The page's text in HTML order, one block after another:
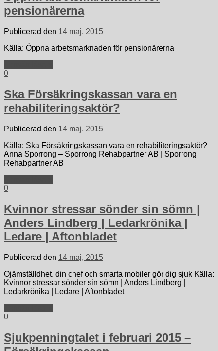
pensionärerna
Publicerad den 14 maj, 2015
Källa: Öppna arbetsmarknaden för pensionärerna
0
Ska Försäkringskassan vara en
rehabiliteringsaktör?
Publicerad den 14 maj, 2015
Källa: Ska Försäkringskassan vara en rehabiliteringsaktör?
Anna Sporrong – Sporrong Rehabpartner AB | Sporrong
Rehabpartner AB
0
Kvinnor stressar sönder sin sömn |
Anders Lindberg | Ledarkrönika |
Ledare | Aftonbladet
Publicerad den 14 maj, 2015
Ojämställdhet, din chef och smarta mobiler gör dig sjuk Källa:
Kvinnor stressar sönder sin sömn | Anders Lindberg |
Ledarkrönika | Ledare | Aftonbladet
0
Sjukpenningtalet i februari 2015 –